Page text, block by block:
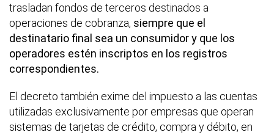
trasladan fondos de terceros destinados a
operaciones de cobranza, siempre que el
destinatario final sea un consumidor y que los
operadores estén inscriptos en los registros
correspondientes.
El decreto también exime del impuesto a las cuentas
utilizadas exclusivamente por empresas que operan
sistemas de tarjetas de crédito, compra y débito, en